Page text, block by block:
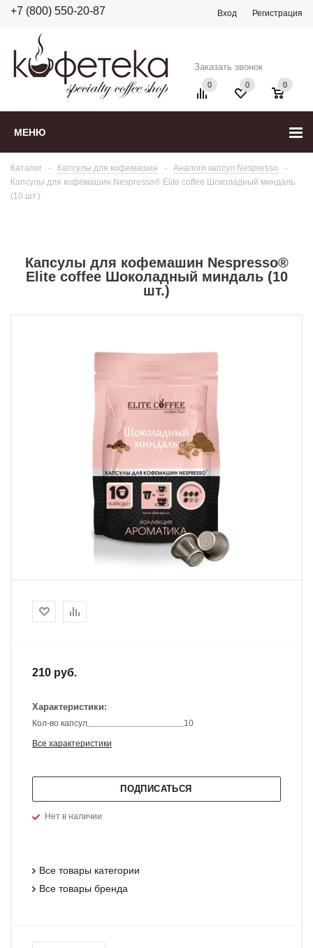
+7 (800) 550-20-87 Вход Регистрация
МЕНЮ
Заказать звонок
0 0
0
Каталог - Капсулы для кофемашин - Аналоги капсул Nespresso
-
Капсулы для кофемашин Nespresso® Elite coffee Шоколадный миндаль
(10 шт.)
Капсулы для кофемашин Nespresso®
Elite coffee Шоколадный миндаль (10
шт.)
210 руб.
Характеристики:
Кол-во капсул 10
Все характеристики
ПОДПИСАТЬСЯ
Нет в наличии
Все товары категории
Все товары бренда